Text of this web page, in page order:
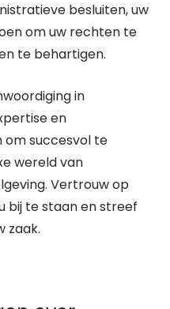
besluiten, uw
om uw rechten te
te behartigen.
in
en
om succesvol te
wereld van
Vertrouw op
bij te staan en streef
zaak.